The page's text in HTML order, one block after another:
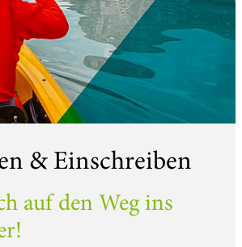
& Einschreiben
auf den Weg ins